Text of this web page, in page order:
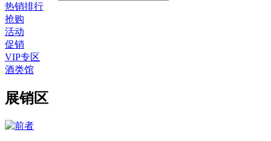
热销排行
抢购
活动
促销
VIP专区
酒类馆
展销区